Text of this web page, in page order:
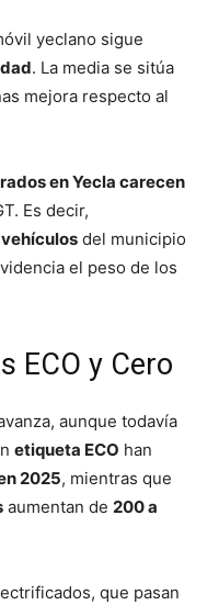
yeclano sigue
. La media se sitúa
mejora respecto al
en Yecla carecen
Es decir,
del municipio
el peso de los
ECO y Cero
aunque todavía
etiqueta ECO han
2025, mientras que
aumentan de 200 a
que pasan